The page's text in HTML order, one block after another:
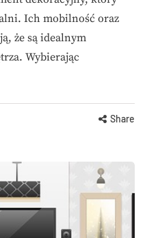
Ich mobilność oraz
że są idealnym
Wybierając
Share